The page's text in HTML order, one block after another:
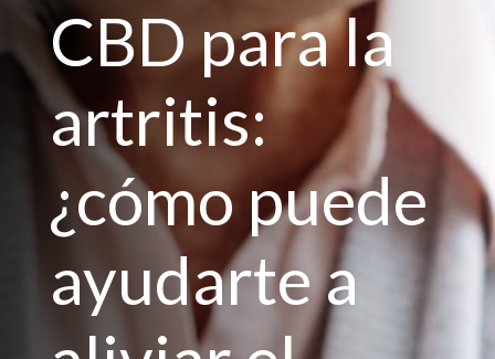
CBD para la
artritis:
¿cómo puede
ayudarte a